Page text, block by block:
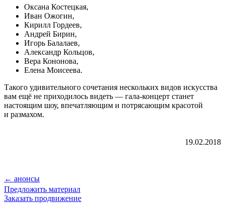
Оксана Костецкая,
Иван Ожогин,
Кирилл Гордеев,
Андрей Бирин,
Игорь Балалаев,
Александр Кольцов,
Вера Кононова,
Елена Моисеева.
Такого удивительного сочетания нескольких видов искусства
вам ещё не приходилось видеть — гала-концерт станет
настоящим шоу, впечатляющим и потрясающим красотой
и размахом.
19.02.2018
← анонсы
Предложить материал
Заказать продвижение